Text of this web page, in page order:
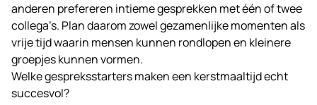
anderen prefereren intieme gesprekken met één of twee
collega’s. Plan daarom zowel gezamenlijke momenten als
vrije tijd waarin mensen kunnen rondlopen en kleinere
groepjes kunnen vormen.
Welke gespreksstarters maken een kerstmaaltijd echt
succesvol?